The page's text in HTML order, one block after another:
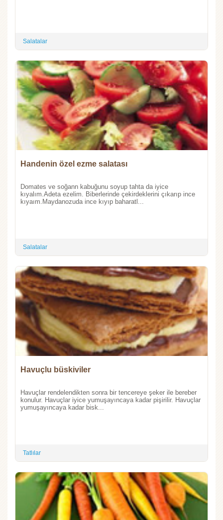
Salatalar
Handenin özel ezme salatası
Domates ve soğann kabuğunu soyup tahta da iyice
kıyalım.Adeta ezelim. Biberlerinde çekirdeklerini çıkarıp ince
kıyaım.Maydanozuda ince kıyıp baharatl...
Salatalar
Havuçlu büskiviler
Havuçlar rendelendikten sonra bir tencereye şeker ile bereber
konulur. Havuçlar iyice yumuşayıncaya kadar pişirilir. Havuçlar
yumuşayıncaya kadar bisk...
Tatlılar